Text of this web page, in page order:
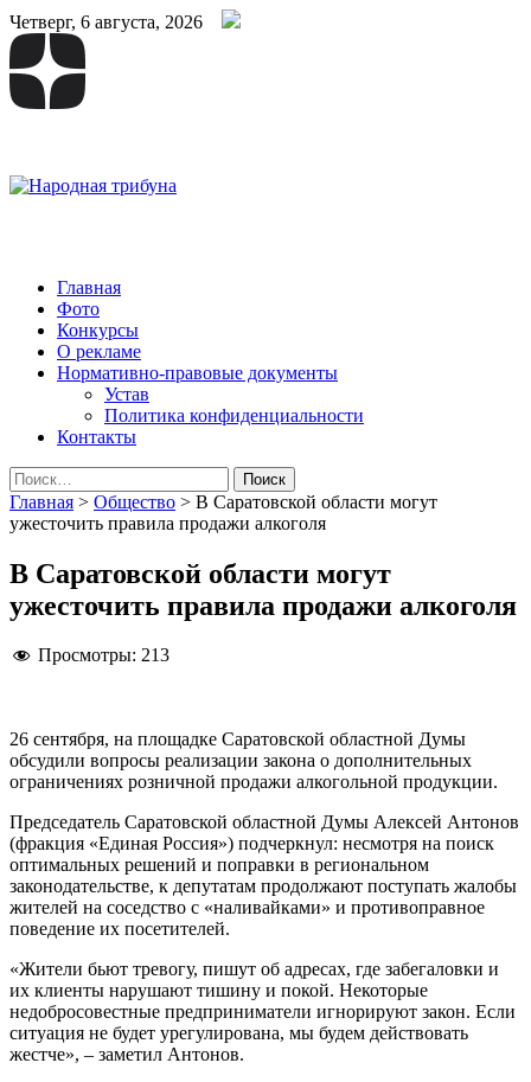
Четверг, 6 августа, 2026
Народная трибуна
Калининская районная газета
Главная
Фото
Конкурсы
О рекламе
Нормативно-правовые документы
Устав
Политика конфиденциальности
Контакты
Найти:
Главная > Общество > В Саратовской области могут
ужесточить правила продажи алкоголя
В Саратовской области могут
ужесточить правила продажи алкоголя
Просмотры: 213
26 сентября, на площадке Саратовской областной Думы
обсудили вопросы реализации закона о дополнительных
ограничениях розничной продажи алкогольной продукции.
Председатель Саратовской областной Думы Алексей Антонов
(фракция «Единая Россия») подчеркнул: несмотря на поиск
оптимальных решений и поправки в региональном
законодательстве, к депутатам продолжают поступать жалобы
жителей на соседство с «наливайками» и противоправное
поведение их посетителей.
«Жители бьют тревогу, пишут об адресах, где забегаловки и
их клиенты нарушают тишину и покой. Некоторые
недобросовестные предприниматели игнорируют закон. Если
ситуация не будет урегулирована, мы будем действовать
жестче», – заметил Антонов.